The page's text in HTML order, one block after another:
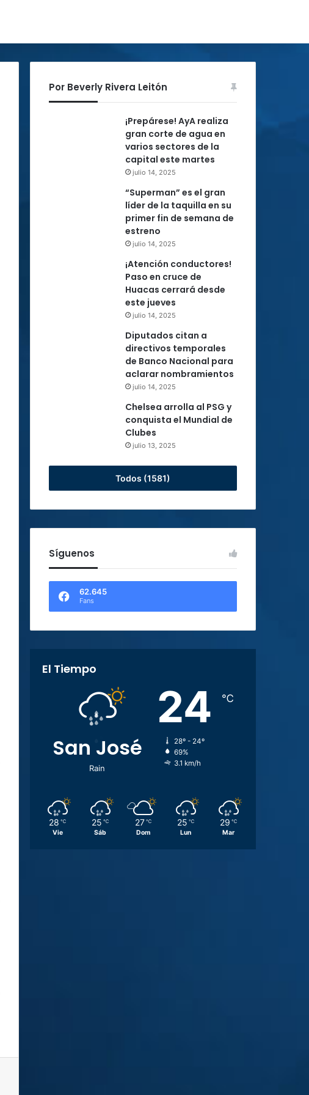
Por Beverly Rivera Leitón
¡Prepárese! AyA realiza
gran corte de agua en
varios sectores de la
capital este martes
julio 14, 2025
“Superman” es el gran
líder de la taquilla en su
primer fin de semana de
estreno
julio 14, 2025
¡Atención conductores!
Paso en cruce de
Huacas cerrará desde
este jueves
julio 14, 2025
Diputados citan a
directivos temporales
de Banco Nacional para
aclarar nombramientos
julio 14, 2025
Chelsea arrolla al PSG y
conquista el Mundial de
Clubes
julio 13, 2025
Todos (1581)
Síguenos
62.645
Fans
El Tiempo
San José
Rain
24 ℃
28º - 24º
69%
3.1 km/h
28 ℃
Vie
25 ℃
Sáb
27 ℃
Dom
25 ℃
Lun
29 ℃
Mar